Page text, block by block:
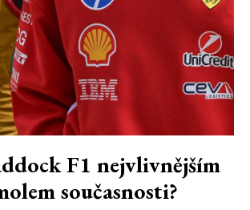
F1 nejvlivnějším
současnosti?